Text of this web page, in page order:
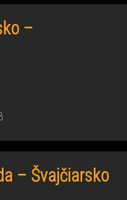
–
– Švajčiarsko